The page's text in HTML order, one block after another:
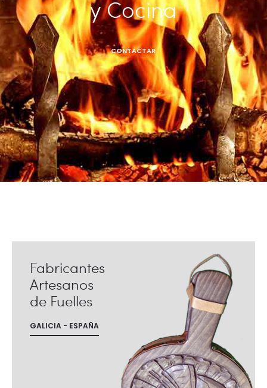
y Cocina
CONTACTAR
Fabricantes
Artesanos
de Fuelles
GALICIA - ESPAÑA